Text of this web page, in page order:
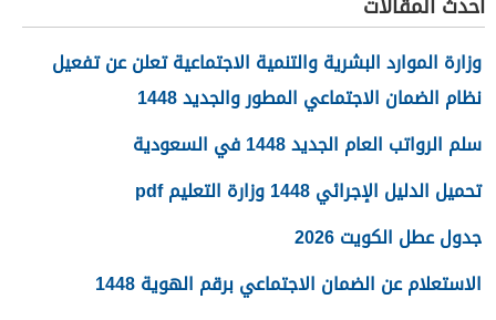
وزارة الموارد البشرية والتنمية الاجتماعية تعلن عن تفعيل
نظام الضمان الاجتماعي المطور والجديد 1448
سلم الرواتب العام الجديد 1448 في السعودية
تحميل الدليل الإجرائي 1448 وزارة التعليم pdf
جدول عطل الكويت 2026
الاستعلام عن الضمان الاجتماعي برقم الهوية 1448